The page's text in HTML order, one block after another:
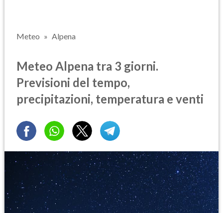
Meteo Alpena
Meteo Alpena tra 3 giorni.
Previsioni del tempo,
precipitazioni, temperatura e venti